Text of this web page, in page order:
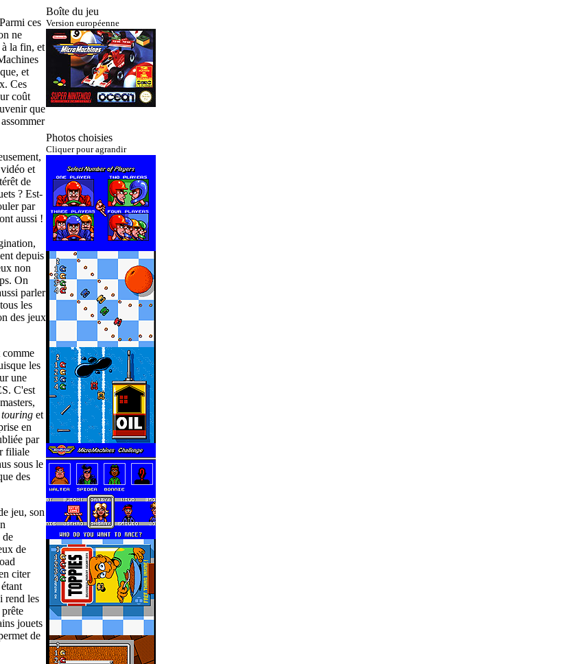
ces
ne
la fin, et
et
Ces
coût
que
et
de
? Est-
par
aussi !
depuis
non
On
parler
les
des jeux
comme
les
une
C'est
touring et
en
par
filiale
sous le
des
jeu, son
de
de
citer
rend les
jouets
de
Boîte du jeu
Version européenne
Photos choisies
Cliquer pour agrandir